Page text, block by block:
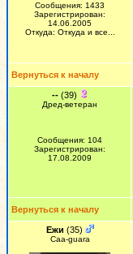
Сообщения: 1433
Зарегистрирован:
14.06.2005
Откуда: Откуда и все...
Вернуться к началу
--(39)
Дред-ветеран
Сообщения: 104
Зарегистрирован:
17.08.2009
Вернуться к началу
Ежи (35)
Сaa-guara